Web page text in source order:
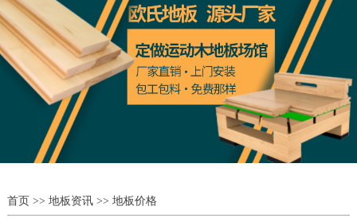
首页>> 地板资讯>> 地板价格